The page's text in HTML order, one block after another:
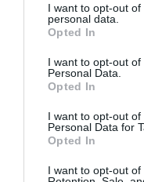
I want to opt-out
personal data.
Opted In
I want to opt-out
Personal Data.
Opted In
I want to opt-out
Personal Data for
Opted In
I want to opt-out of
Pierrea commenté :
Quel desastre la
possible qu elle existe
cap verdiens qui
hommes politiques